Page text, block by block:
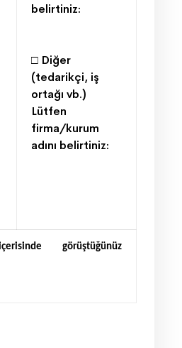
belirtiniz:
□ Diğer
(tedarikçi, iş
ortağı vb.)
Lütfen
firma/kurum
adını belirtiniz:
görüştüğünüz